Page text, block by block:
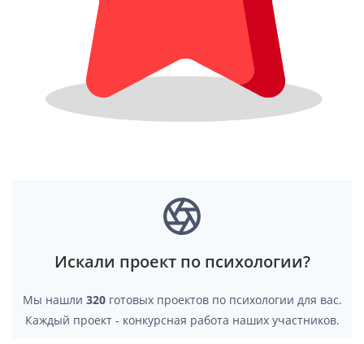
Искали проект по психологии?
Мы нашли 320готовых проектов по психологии для вас.
Каждый проект - конкурсная работа наших участников.